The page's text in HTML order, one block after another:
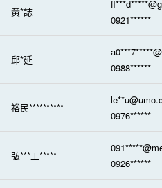
黃*誌
0921******
邱*延
0988******
裕民**********
0976******
弘***工*****
0926******